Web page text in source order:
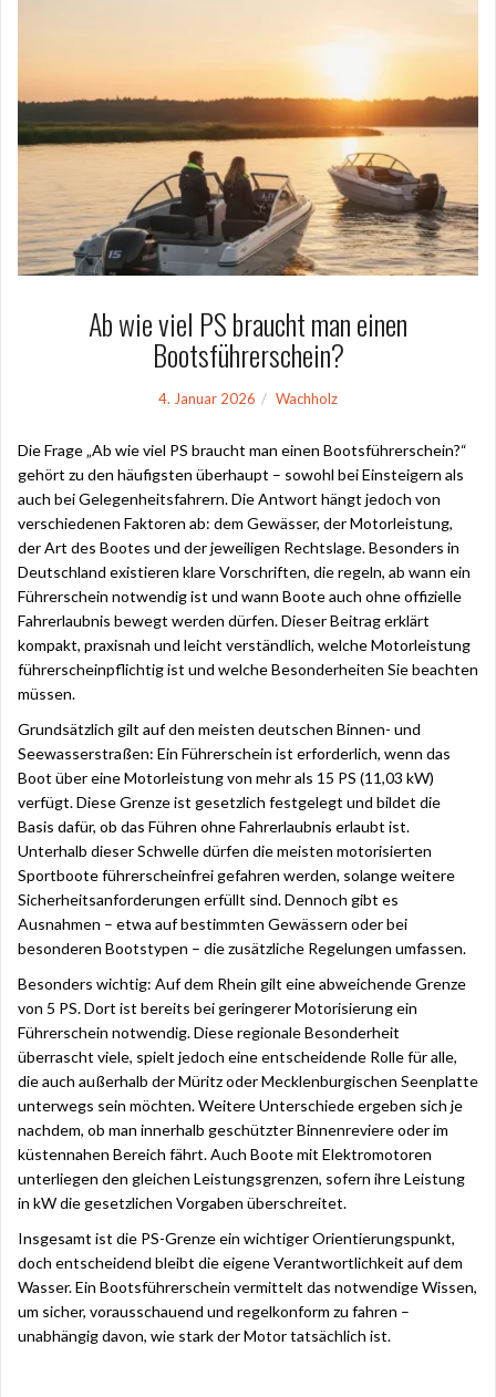
Ab wie viel PS braucht man einen
Bootsführerschein?
4. Januar 2026 Wachholz
Die Frage „Ab wie viel PS braucht man einen Bootsführerschein?“
gehört zu den häufigsten überhaupt – sowohl bei Einsteigern als
auch bei Gelegenheitsfahrern. Die Antwort hängt jedoch von
verschiedenen Faktoren ab: dem Gewässer, der Motorleistung,
der Art des Bootes und der jeweiligen Rechtslage. Besonders in
Deutschland existieren klare Vorschriften, die regeln, ab wann ein
Führerschein notwendig ist und wann Boote auch ohne offizielle
Fahrerlaubnis bewegt werden dürfen. Dieser Beitrag erklärt
kompakt, praxisnah und leicht verständlich, welche Motorleistung
führerscheinpflichtig ist und welche Besonderheiten Sie beachten
müssen.
Grundsätzlich gilt auf den meisten deutschen Binnen- und
Seewasserstraßen: Ein Führerschein ist erforderlich, wenn das
Boot über eine Motorleistung von mehr als 15 PS (11,03 kW)
verfügt. Diese Grenze ist gesetzlich festgelegt und bildet die
Basis dafür, ob das Führen ohne Fahrerlaubnis erlaubt ist.
Unterhalb dieser Schwelle dürfen die meisten motorisierten
Sportboote führerscheinfrei gefahren werden, solange weitere
Sicherheitsanforderungen erfüllt sind. Dennoch gibt es
Ausnahmen – etwa auf bestimmten Gewässern oder bei
besonderen Bootstypen – die zusätzliche Regelungen umfassen.
Besonders wichtig: Auf dem Rhein gilt eine abweichende Grenze
von 5 PS. Dort ist bereits bei geringerer Motorisierung ein
Führerschein notwendig. Diese regionale Besonderheit
überrascht viele, spielt jedoch eine entscheidende Rolle für alle,
die auch außerhalb der Müritz oder Mecklenburgischen Seenplatte
unterwegs sein möchten. Weitere Unterschiede ergeben sich je
nachdem, ob man innerhalb geschützter Binnenreviere oder im
küstennahen Bereich fährt. Auch Boote mit Elektromotoren
unterliegen den gleichen Leistungsgrenzen, sofern ihre Leistung
in kW die gesetzlichen Vorgaben überschreitet.
Insgesamt ist die PS-Grenze ein wichtiger Orientierungspunkt,
doch entscheidend bleibt die eigene Verantwortlichkeit auf dem
Wasser. Ein Bootsführerschein vermittelt das notwendige Wissen,
um sicher, vorausschauend und regelkonform zu fahren –
unabhängig davon, wie stark der Motor tatsächlich ist.